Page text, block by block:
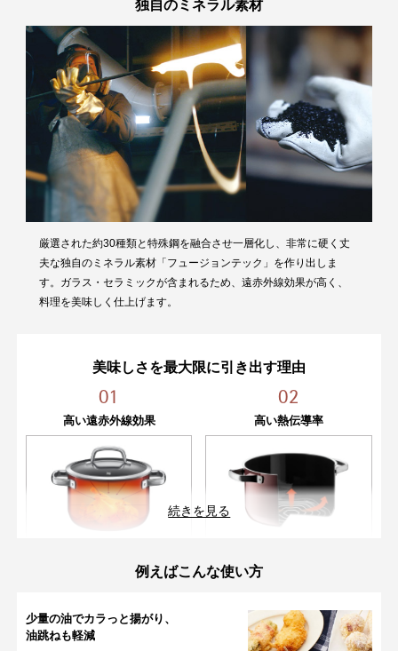
性能
定格、製品仕様）
IH使用:可
食器洗浄機使用:可（耐熱温度80℃）
オーブン使用:不可
保証情報 10年（鍋本体）
厳選された約30種類と特殊鋼を融合させ一層化し、非常に硬く丈
夫な独自のミネラル素材「フュージョンテック」を作り出しま
す。ガラス・セラミックが含まれるため、遠赤外線効果が高く、
料理を美味しく仕上げます。
独自のミネラル素材
美味しさを最大限に引き出す理由
01
高い遠赤外線効果
天然鉱石により、遠赤外線放射率
が高く、加熱効果が良いので、食
くく、料理を美味しく仕上げま
す。
02
高い熱伝導率
早く熱が伝わり、均一にムラなく
加熱ができます。蓄熱性も高いの
続きを見る
例えばこんな使い方
少量の油でカラっと揚がり、
油跳ねも軽減